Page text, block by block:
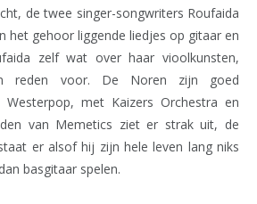
de twee singer-songwriters Roufaida
het gehoor liggende liedjes op gitaar en
zelf wat over haar vioolkunsten,
reden voor. De Noren zijn goed
met Kaizers Orchestra en
van Memetics ziet er strak uit, de
er alsof hij zijn hele leven lang niks
basgitaar spelen.